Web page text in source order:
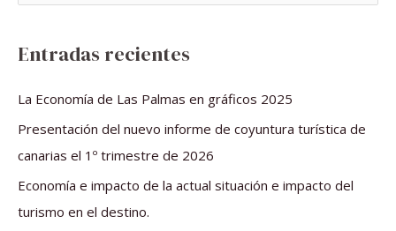
a
r
Entradas recientes
La Economía de Las Palmas en gráficos 2025
Presentación del nuevo informe de coyuntura turística de
canarias el 1º trimestre de 2026
Economía e impacto de la actual situación e impacto del
turismo en el destino.